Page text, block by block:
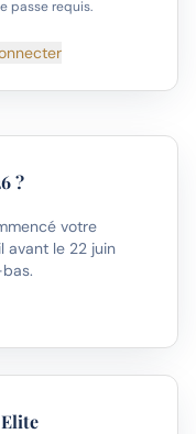
passe requis.
?
votre
avant le 22 juin